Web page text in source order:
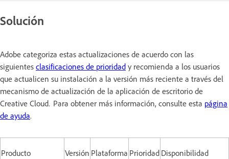
Solución
Adobe categoriza estas actualizaciones de acuerdo con las
siguientes clasificaciones de prioridad y recomienda a los usuarios
que actualicen su instalación a la versión más reciente a través del
mecanismo de actualización de la aplicación de escritorio de
Creative Cloud. Para obtener más información, consulte esta página
de ayuda.
Producto Versión Plataforma Prioridad Disponibilidad